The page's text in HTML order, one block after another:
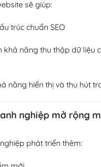
sẽ giúp:
trúc chuẩn SEO
khả năng thu thập dữ liệu
năng hiển thị và thu hút
nghiệp mở rộng
phát triển thêm: